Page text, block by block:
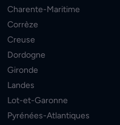
Charente-Maritime
Corrèze
Creuse
Dordogne
Gironde
Landes
Lot-et-Garonne
Pyrénées-Atlantiques